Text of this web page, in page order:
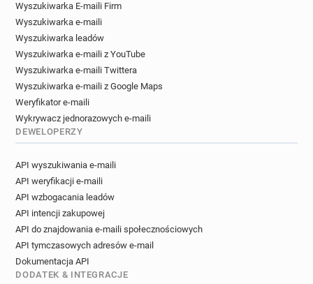
Wyszukiwarka E-maili Firm
Wyszukiwarka e-maili
Wyszukiwarka leadów
Wyszukiwarka e-maili z YouTube
Wyszukiwarka e-maili Twittera
Wyszukiwarka e-maili z Google Maps
Weryfikator e-maili
Wykrywacz jednorazowych e-maili
DEWELOPERZY
API wyszukiwania e-maili
API weryfikacji e-maili
API wzbogacania leadów
API intencji zakupowej
API do znajdowania e-maili społecznościowych
API tymczasowych adresów e-mail
Dokumentacja API
DODATEK & INTEGRACJE